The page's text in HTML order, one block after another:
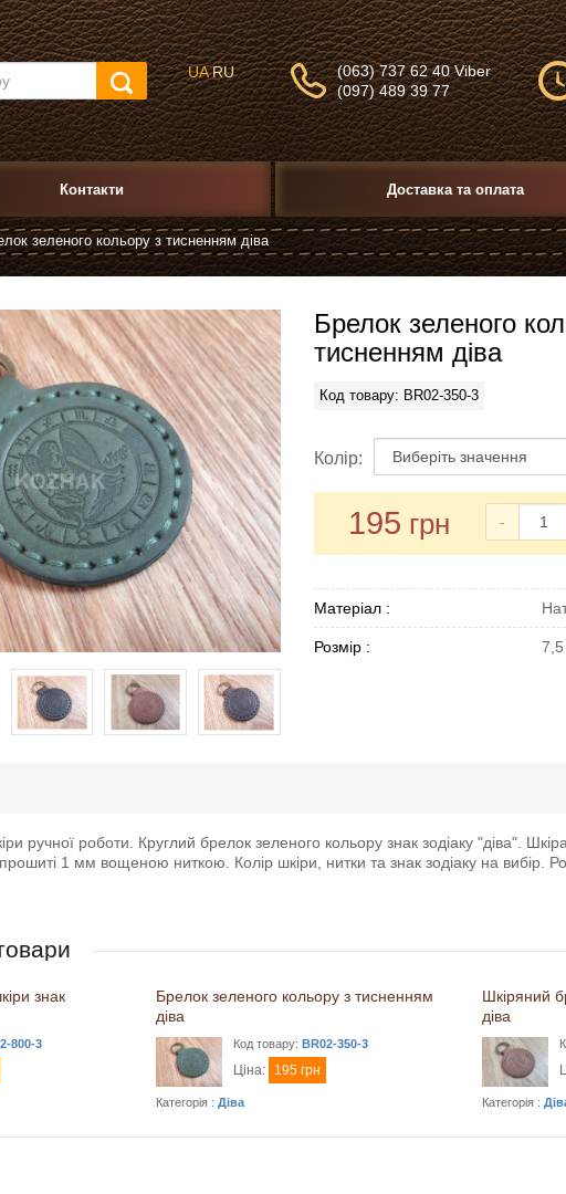
(063) 737 62 40 Viber
(097) 489 39 77
UA RU
Контакти Доставка та оплата
зеленого кольору з тисненням діва
Брелок зеленого
тисненням діва
Код товару: BR02-350-3
Колір:
195 грн -
Матеріал :
Розмір :
ручної роботи. Круглий брелок зеленого кольору знак зодіаку "діва".
1 мм вощеною ниткою. Колір шкіри, нитки та знак зодіаку на вибір.
знак
800-3
Брелок зеленого кольору з тисненням
діва
Код товару:BR02-350-3
Ціна: 195 грн
Категорія :Діва
Шкіряний
діва
Категорія :